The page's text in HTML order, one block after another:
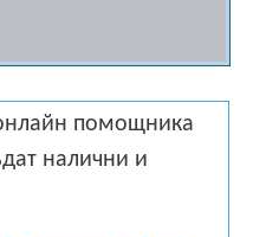
помощника
налични и